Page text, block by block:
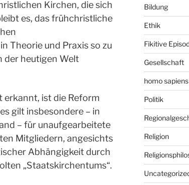
Kirchen, die sich
es, das frühchristliche
Theorie und Praxis so zu
der heutigen Welt
erkannt, ist die Reform
gilt insbesondere – in
– für unaufgearbeitete
Mitgliedern, angesichts
Abhängigkeit durch
„Staatskirchentums“.
Bildung
Ethik
Fikitive
Gesellschaft
homo sapiens
Politik
Religion